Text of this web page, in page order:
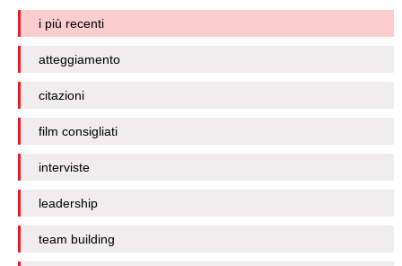
i più recenti
atteggiamento
citazioni
film consigliati
interviste
leadership
team building